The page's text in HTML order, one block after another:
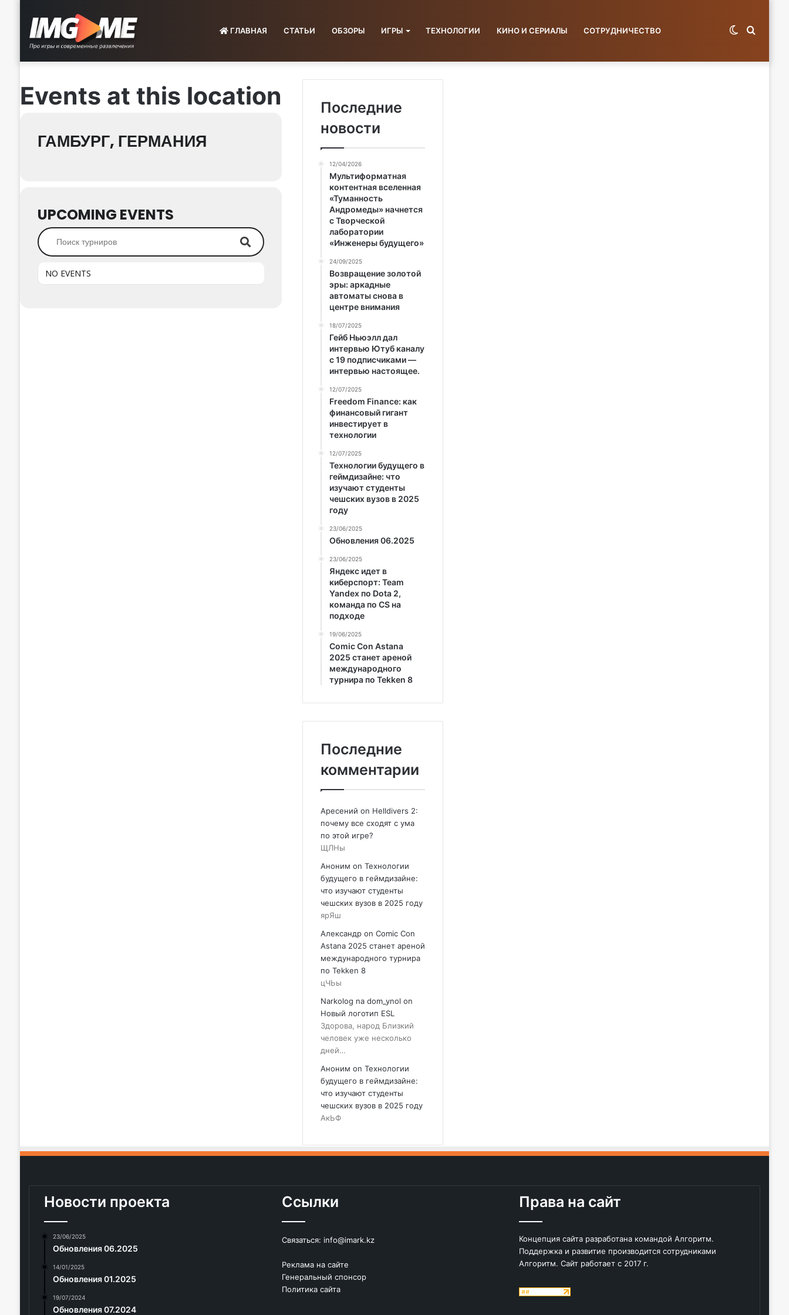
ГЛАВНАЯ СТАТЬИ ОБЗОРЫ ИГРЫ ТЕХНОЛОГИИ КИНО И СЕРИАЛЫ СОТРУДНИЧЕСТВО Switch
Events at this location
ГАМБУРГ, ГЕРМАНИЯ
UPCOMING EVENTS
NO EVENTS
Последние
новости
12/04/2026
Мультиформатная
контентная вселенная
«Туманность
Андромеды» начнется
с Творческой
лаборатории
«Инженеры будущего»
24/09/2025
Возвращение золотой
эры: аркадные
автоматы снова в
центре внимания
18/07/2025
Гейб Ньюэлл дал
интервью Ютуб каналу
с 19 подписчиками —
интервью настоящее.
12/07/2025
Freedom Finance: как
финансовый гигант
инвестирует в
технологии
12/07/2025
Технологии будущего в
геймдизайне: что
изучают студенты
чешских вузов в 2025
году
23/06/2025
Обновления 06.2025
23/06/2025
Яндекс идет в
киберспорт: Team
Yandex по Dota 2,
команда по CS на
подходе
19/06/2025
Comic Con Astana
2025 станет ареной
международного
турнира по Tekken 8
Последние
комментарии
Аресений on Helldivers 2:
почему все сходят с ума
по этой игре?
ЩЛНы
Аноним on Технологии
будущего в геймдизайне:
что изучают студенты
чешских вузов в 2025 году
ярЯш
Александр on Comic Con
Astana 2025 станет ареной
международного турнира
по Tekken 8
цЧЬы
Narkolog na dom_ynol on
Новый логотип ESL
Здорова, народ Близкий
человек уже несколько
дней…
Аноним on Технологии
будущего в геймдизайне:
что изучают студенты
чешских вузов в 2025 году
АкЬФ
Новости проекта
23/06/2025
Обновления 06.2025
14/01/2025
Обновления 01.2025
19/07/2024
Обновления 07.2024
Ссылки
Связаться: info@imark.kz
Реклама на сайте
Генеральный спонсор
Политика сайта
Права на сайт
Концепция сайта разработана командой Алгоритм.
Поддержка и развитие производится сотрудниками
Алгоритм. Сайт работает с 2017 г.